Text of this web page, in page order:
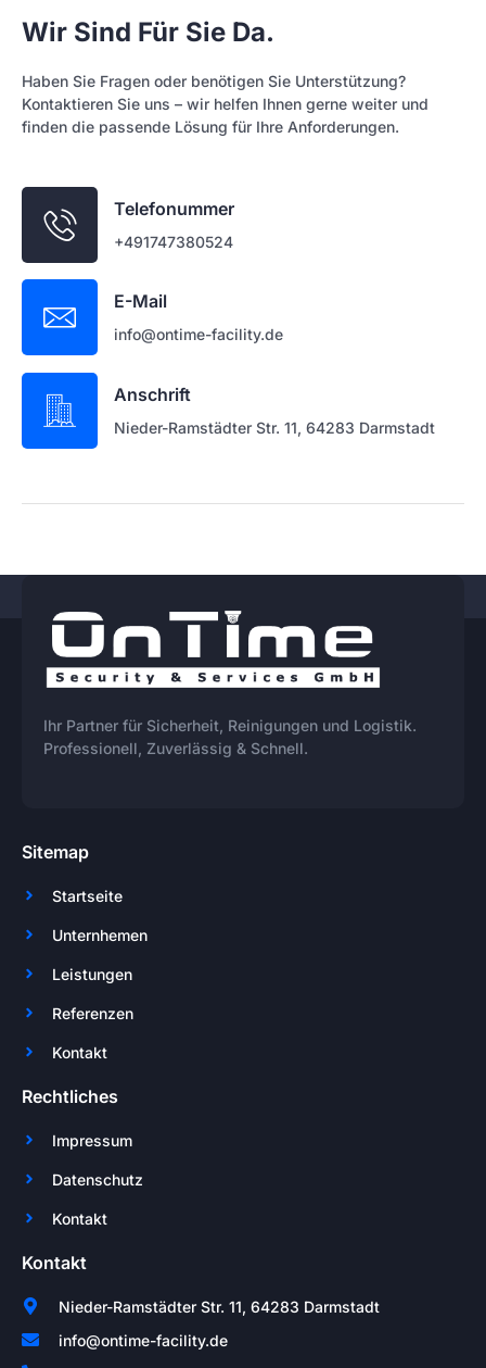
Wir Sind Für Sie Da.
Haben Sie Fragen oder benötigen Sie Unterstützung?
Kontaktieren Sie uns – wir helfen Ihnen gerne weiter und
finden die passende Lösung für Ihre Anforderungen.
Telefonummer
+491747380524
E-Mail
info@ontime-facility.de
Anschrift
Nieder-Ramstädter Str. 11, 64283 Darmstadt
Ihr Partner für Sicherheit, Reinigungen und Logistik.
Professionell, Zuverlässig & Schnell.
Sitemap
Startseite
Unternhemen
Leistungen
Referenzen
Kontakt
Rechtliches
Impressum
Datenschutz
Kontakt
Kontakt
Nieder-Ramstädter Str. 11, 64283 Darmstadt
info@ontime-facility.de